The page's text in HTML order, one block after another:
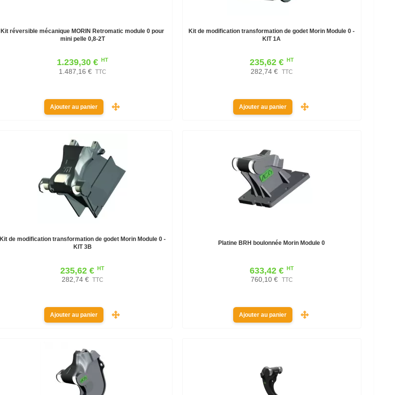
Kit réversible mécanique MORIN Retromatic module 0 pour
mini pelle 0,8-2T
1.239,30 € HT
1.487,16 € TTC
Ajouter au panier
Kit de modification transformation de godet Morin Module 0 -
KIT 1A
235,62 € HT
282,74 € TTC
Ajouter au panier
Kit de modification transformation de godet Morin Module 0 -
KIT 3B
235,62 € HT
282,74 € TTC
Ajouter au panier
Platine BRH boulonnée Morin Module 0
633,42 € HT
760,10 € TTC
Ajouter au panier